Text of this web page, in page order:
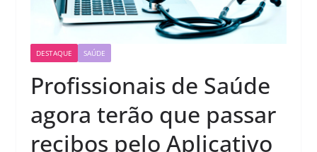
DESTAQUE SAÚDE
Profissionais de Saúde
agora terão que passar
recibos pelo Aplicativo